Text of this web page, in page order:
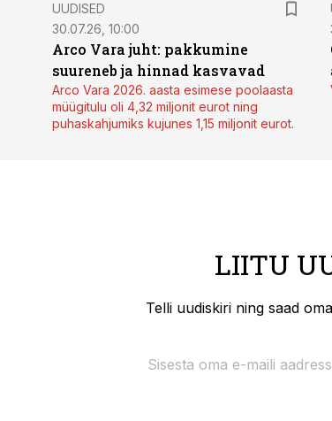
UUDISED
30.07.26, 10:00
Arco Vara juht: pakkumine
suureneb ja hinnad kasvavad
Arco Vara 2026. aasta esimese poolaasta
müügitulu oli 4,32 miljonit eurot ning
puhaskahjumiks kujunes 1,15 miljonit eurot.
LIITU
Telli uudiskiri ning saad